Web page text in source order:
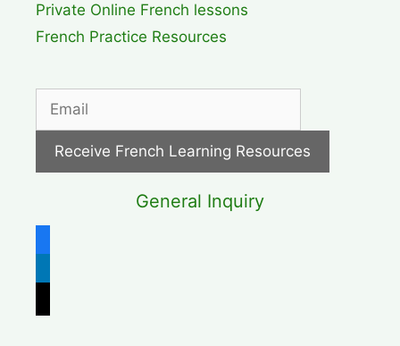
Private Online French lessons
French Practice Resources
General Inquiry